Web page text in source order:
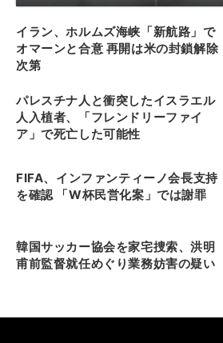
イラン、ホルムズ海峡「新航路」で
オマーンと合意 再開は米の封鎖解除
次第
パレスチナ人と衝突したイスラエル
人入植者、「フレンドリーファイ
ア」で死亡した可能性
FIFA、インファンティーノ会長支持
を確認 「W杯民営化案」では謝罪
韓国サッカー協会を家宅捜索、洪明
甫前監督就任めぐり業務妨害の疑い